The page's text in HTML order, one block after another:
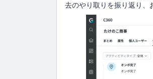
去のやり取りを振り返り、